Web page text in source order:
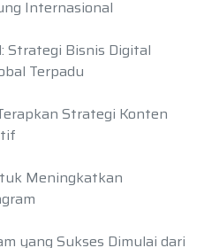
Internasional
Strategi Bisnis Digital
Terpadu
Strategi Konten
Meningkatkan
yang Sukses Dimulai dari